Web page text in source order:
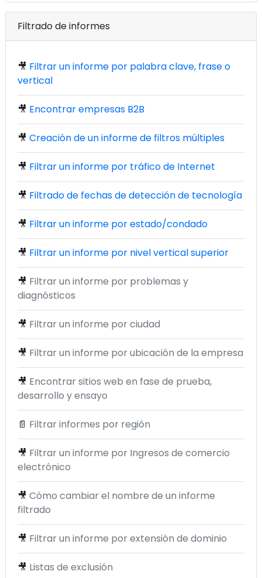
Filtrado de informes
🎥 Filtrar un informe por palabra clave, frase o
vertical
🎥 Encontrar empresas B2B
🎥 Creación de un informe de filtros múltiples
🎥 Filtrar un informe por tráfico de Internet
🎥 Filtrado de fechas de detección de tecnología
🎥 Filtrar un informe por estado/condado
🎥 Filtrar un informe por nivel vertical superior
🎥 Filtrar un informe por problemas y
diagnósticos
🎥 Filtrar un informe por ciudad
🎥 Filtrar un informe por ubicación de la empresa
🎥 Encontrar sitios web en fase de prueba,
desarrollo y ensayo
📄 Filtrar informes por región
🎥 Filtrar un informe por Ingresos de comercio
electrónico
🎥 Cómo cambiar el nombre de un informe
filtrado
🎥 Filtrar un informe por extensión de dominio
🎥 Listas de exclusión